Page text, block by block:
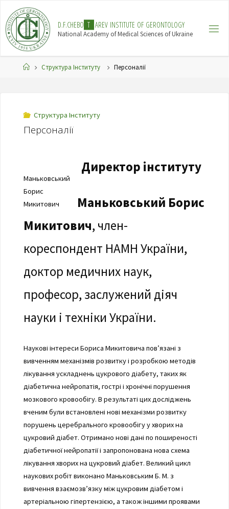
content
D.F.CHEBO T AREV INSTITUTE OF GERONTOL OGY
National Academy of Medical Sciences of Ukraine
HomeСтруктура Інституту Персоналії
Структура Інституту
Персоналії
Маньковський
Борис
Микитович
Директор інституту
Маньковський Борис
Микитович, член-
кореспондент НАМН України,
доктор медичних наук,
професор, заслужений діяч
науки і техніки України.
Наукові інтереси Бориса Микитовича пов’язані з
вивченням механізмів розвитку і розробкою методів
лікування ускладнень цукрового діабету, таких як
діабетична нейропатія, гострі і хронічні порушення
мозкового кровообігу. В результаті цих досліджень
вченим були встановлені нові механізми розвитку
порушень церебрального кровообігу у хворих на
цукровий діабет. Отримано нові дані по поширеності
діабетичної нейропатії і запропонована нова схема
лікування хворих на цукровий діабет. Великий цикл
наукових робіт виконано Маньковським Б. М. з
вивчення взаємозв’язку між цукровим діабетом і
артеріальною гіпертензією, а також іншими проявами